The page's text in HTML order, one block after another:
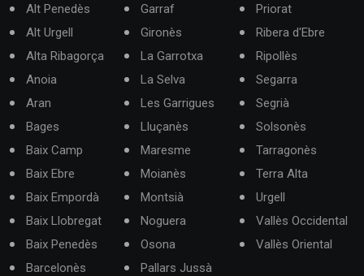
Alt Penedès
Alt Urgell
Alta Ribagorça
Anoia
Aran
Bages
Baix Camp
Baix Ebre
Baix Empordà
Baix Llobregat
Baix Penedès
Barcelonès
Garraf
Gironès
La Garrotxa
La Selva
Les Garrigues
Lluçanès
Maresme
Moianès
Montsià
Noguera
Osona
Pallars Jussà
Priorat
Ribera d'Ebre
Ripollès
Segarra
Segrià
Solsonès
Tarragonès
Terra Alta
Urgell
Vallès Occidental
Vallès Oriental